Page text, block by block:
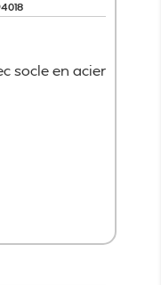
socle en acier